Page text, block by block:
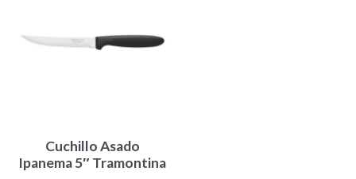
Cuchillo Asado
Ipanema 5″ Tramontina